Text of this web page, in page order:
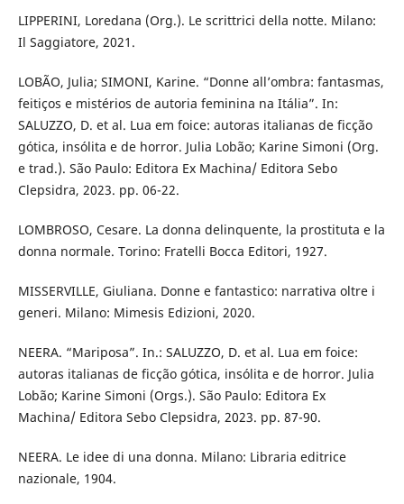
LIPPERINI, Loredana (Org.). Le scrittrici della notte. Milano:
Il Saggiatore, 2021.
LOBÃO, Julia; SIMONI, Karine. “Donne all’ombra: fantasmas,
feitiços e mistérios de autoria feminina na Itália”. In:
SALUZZO, D. et al. Lua em foice: autoras italianas de ficção
gótica, insólita e de horror. Julia Lobão; Karine Simoni (Org.
e trad.). São Paulo: Editora Ex Machina/ Editora Sebo
Clepsidra, 2023. pp. 06-22.
LOMBROSO, Cesare. La donna delinquente, la prostituta e la
donna normale. Torino: Fratelli Bocca Editori, 1927.
MISSERVILLE, Giuliana. Donne e fantastico: narrativa oltre i
generi. Milano: Mimesis Edizioni, 2020.
NEERA. “Mariposa”. In.: SALUZZO, D. et al. Lua em foice:
autoras italianas de ficção gótica, insólita e de horror. Julia
Lobão; Karine Simoni (Orgs.). São Paulo: Editora Ex
Machina/ Editora Sebo Clepsidra, 2023. pp. 87-90.
NEERA. Le idee di una donna. Milano: Libraria editrice
nazionale, 1904.